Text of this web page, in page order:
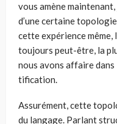
vous amène
d’une certaine topologie
cette expérience
toujours peut-être, la
nous avons affaire
tification.
Assurément, cette
du langage. Parlant